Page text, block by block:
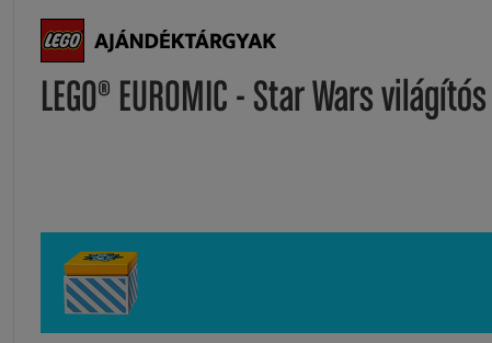
LEGO® EUROMIC - Star Wars